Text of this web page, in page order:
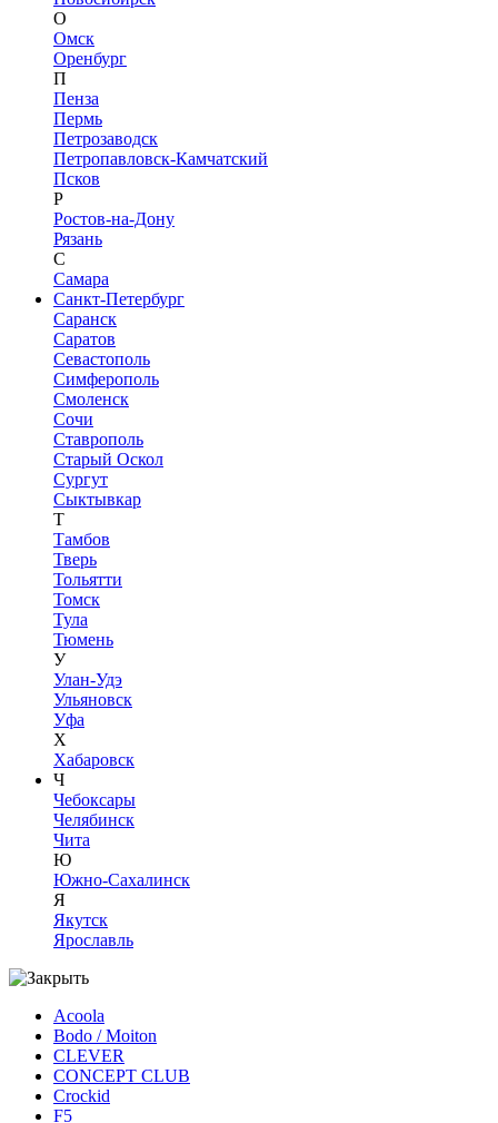
О
Омск
Оренбург
П
Пенза
Пермь
Петрозаводск
Петропавловск-Камчатский
Псков
Р
Ростов-на-Дону
Рязань
С
Самара
Санкт-Петербург
Саранск
Саратов
Севастополь
Симферополь
Смоленск
Сочи
Ставрополь
Старый Оскол
Сургут
Сыктывкар
Т
Тамбов
Тверь
Тольятти
Томск
Тула
Тюмень
У
Улан-Удэ
Ульяновск
Уфа
Х
Хабаровск
Ч
Чебоксары
Челябинск
Чита
Ю
Южно-Сахалинск
Я
Якутск
Ярославль
Acoola
Bodo / Moiton
CLEVER
CONCEPT CLUB
Crockid
F5